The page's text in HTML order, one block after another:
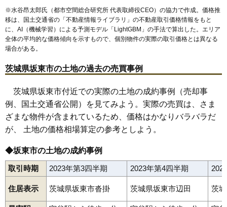
※水谷昂太郎氏（都市空間総合研究所 代表取締役CEO）の協力で作成。価格推
移は、国土交通省の「不動産情報ライブラリ 」の不動産取引価格情報をもと
に、AI（機械学習）による予測モデル「LightGBM」の手法で算出した。エリア
全体の平均的な価格傾向を示すもので、個別物件の実際の取引価格とは異なる
場合がある。
茨城県坂東市の土地の過去の売買事例
茨城県坂東市付近での実際の土地の成約事例（売却事
例、国土交通省公開）を見てみよう。実際の売買は、さま
ざまな物件が含まれているため、価格はかなりバラバラだ
が、 土地の価格相場算定の参考としよう。
◆坂東市の土地の成約事例
取引時期 2023年第3四半期 2023年第4四半期
住居表示 茨城県坂東市沓掛 茨城県坂東市辺田 茨